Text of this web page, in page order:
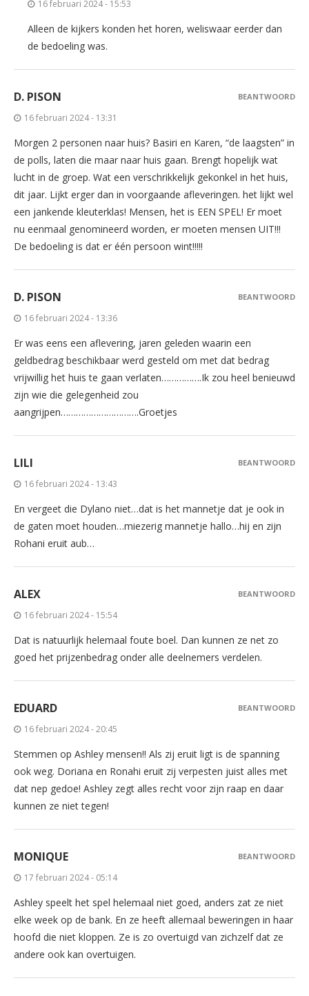
16 februari 2024 - 15:53
Alleen de kijkers konden het horen, weliswaar eerder dan
de bedoeling was.
D. PISON
16 februari 2024 - 13:31
Morgen 2 personen naar huis? Basiri en Karen, “de laagsten” in
de polls, laten die maar naar huis gaan. Brengt hopelijk wat
lucht in de groep. Wat een verschrikkelijk gekonkel in het huis,
dit jaar. Lijkt erger dan in voorgaande afleveringen. het lijkt wel
een jankende kleuterklas! Mensen, het is EEN SPEL! Er moet
nu eenmaal genomineerd worden, er moeten mensen UIT!!!
De bedoeling is dat er één persoon wint!!!!!
BEANTWOORD
D. PISON
16 februari 2024 - 13:36
Er was eens een aflevering, jaren geleden waarin een
geldbedrag beschikbaar werd gesteld om met dat bedrag
vrijwillig het huis te gaan verlaten…………….Ik zou heel benieuwd
zijn wie die gelegenheid zou
aangrijpen………………………….Groetjes
BEANTWOORD
LILI
16 februari 2024 - 13:43
En vergeet die Dylano niet…dat is het mannetje dat je ook in
de gaten moet houden…miezerig mannetje hallo…hij en zijn
Rohani eruit aub…
BEANTWOORD
ALEX
16 februari 2024 - 15:54
Dat is natuurlijk helemaal foute boel. Dan kunnen ze net zo
goed het prijzenbedrag onder alle deelnemers verdelen.
BEANTWOORD
EDUARD
16 februari 2024 - 20:45
Stemmen op Ashley mensen!! Als zij eruit ligt is de spanning
ook weg. Doriana en Ronahi eruit zij verpesten juist alles met
dat nep gedoe! Ashley zegt alles recht voor zijn raap en daar
kunnen ze niet tegen!
BEANTWOORD
MONIQUE
17 februari 2024 - 05:14
Ashley speelt het spel helemaal niet goed, anders zat ze niet
elke week op de bank. En ze heeft allemaal beweringen in haar
hoofd die niet kloppen. Ze is zo overtuigd van zichzelf dat ze
andere ook kan overtuigen.
BEANTWOORD